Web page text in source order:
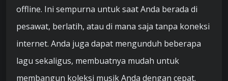
offline. Ini sempurna untuk saat Anda berada di
pesawat, berlatih, atau di mana saja tanpa koneksi
internet. Anda juga dapat mengunduh beberapa
lagu sekaligus, membuatnya mudah untuk
membangun koleksi musik Anda dengan cepat.